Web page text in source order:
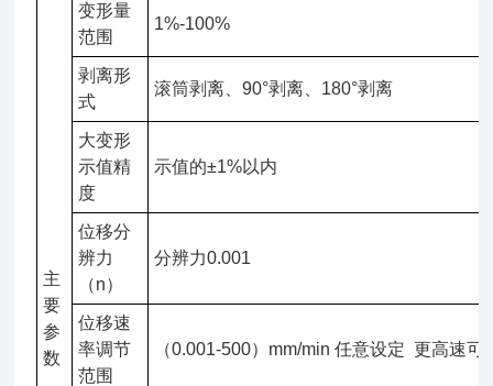
主
要
参
数
变形量
范围
1%-100%
剥离形
式
滚筒剥离、90°剥离、180°剥离
大变形
示值精
度
示值的±1%以内
位移分
辨力
（n）
分辨力0.001
位移速
率调节
范围
（0.001-500）mm/min 任意设定 更高速可